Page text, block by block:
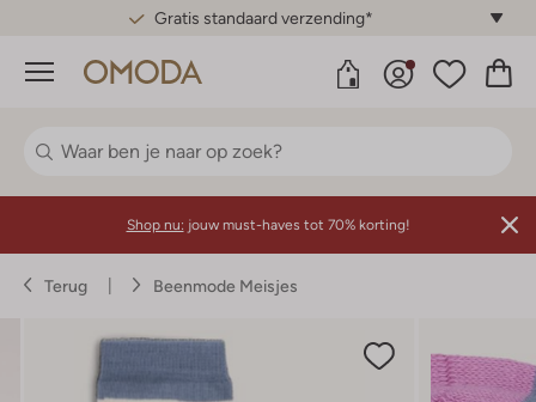
Gratis standaard verzending*
Menu
Shop nu: jouw must-haves tot 70% korting!
Terug Beenmode Meisjes